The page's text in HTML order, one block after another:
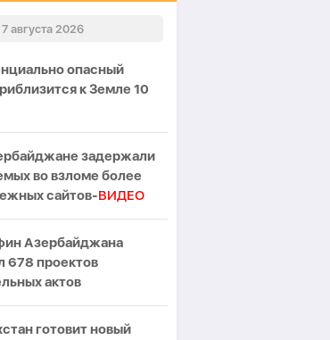
7 августа 2026
опасный
к Земле 10
задержали
во взломе более
сайтов-ВИДЕО
Азербайджана
678 проектов
актов
готовит новый